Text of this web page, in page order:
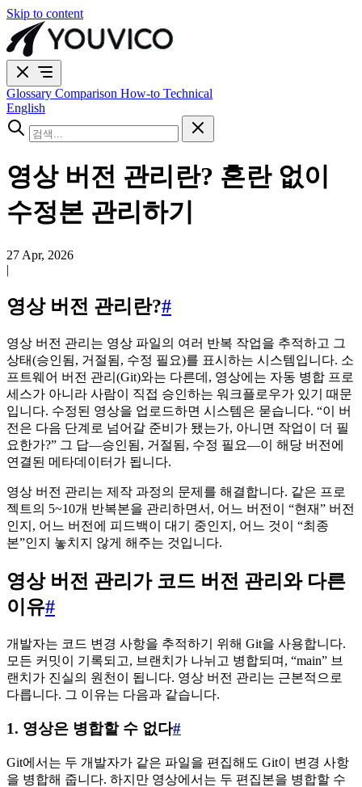
Skip to content
Glossary Comparison How-to Technical
English
영상 버전 관리란? 혼란 없이
수정본 관리하기
27 Apr, 2026
|
영상 버전 관리란?#
영상 버전 관리는 영상 파일의 여러 반복 작업을 추적하고 그
상태(승인됨, 거절됨, 수정 필요)를 표시하는 시스템입니다. 소
프트웨어 버전 관리(Git)와는 다른데, 영상에는 자동 병합 프로
세스가 아니라 사람이 직접 승인하는 워크플로우가 있기 때문
입니다. 수정된 영상을 업로드하면 시스템은 묻습니다. “이 버
전은 다음 단계로 넘어갈 준비가 됐는가, 아니면 작업이 더 필
요한가?” 그 답—승인됨, 거절됨, 수정 필요—이 해당 버전에
연결된 메타데이터가 됩니다.
영상 버전 관리는 제작 과정의 문제를 해결합니다. 같은 프로
젝트의 5~10개 반복본을 관리하면서, 어느 버전이 “현재” 버전
인지, 어느 버전에 피드백이 대기 중인지, 어느 것이 “최종
본”인지 놓치지 않게 해주는 것입니다.
영상 버전 관리가 코드 버전 관리와 다른
이유#
개발자는 코드 변경 사항을 추적하기 위해 Git을 사용합니다.
모든 커밋이 기록되고, 브랜치가 나뉘고 병합되며, “main” 브
랜치가 진실의 원천이 됩니다. 영상 버전 관리는 근본적으로
다릅니다. 그 이유는 다음과 같습니다.
1. 영상은 병합할 수 없다#
Git에서는 두 개발자가 같은 파일을 편집해도 Git이 변경 사항
을 병합해 줍니다. 하지만 영상에서는 두 편집본을 병합할 수